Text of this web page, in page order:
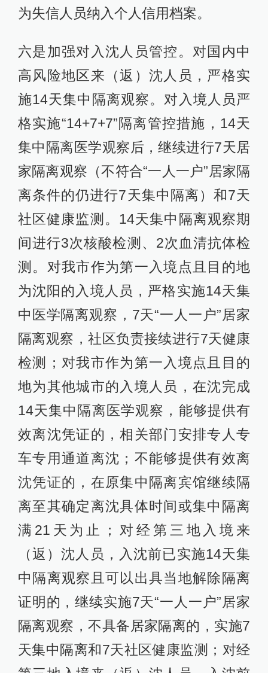
为失信人员纳入个人信用档案。
六是加强对入沈人员管控。对国内中
高风险地区来（返）沈人员，严格实
施14天集中隔离观察。对入境人员严
格实施“14+7+7”隔离管控措施，14天
集中隔离医学观察后，继续进行7天居
家隔离观察（不符合“一人一户”居家隔
离条件的仍进行7天集中隔离）和7天
社区健康监测。14天集中隔离观察期
间进行3次核酸检测、2次血清抗体检
测。对我市作为第一入境点且目的地
为沈阳的入境人员，严格实施14天集
中医学隔离观察，7天“一人一户”居家
隔离观察，社区负责接续进行7天健康
检测；对我市作为第一入境点且目的
地为其他城市的入境人员，在沈完成
14天集中隔离医学观察，能够提供有
效离沈凭证的，相关部门安排专人专
车专用通道离沈；不能够提供有效离
沈凭证的，在原集中隔离宾馆继续隔
离至其确定离沈具体时间或集中隔离
满21天为止；对经第三地入境来
（返）沈人员，入沈前已实施14天集
中隔离观察且可以出具当地解除隔离
证明的，继续实施7天“一人一户”居家
隔离观察，不具备居家隔离的，实施7
天集中隔离和7天社区健康监测；对经